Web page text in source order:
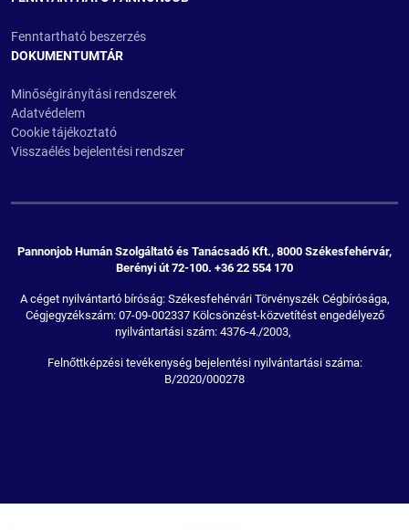
Fenntartható beszerzés
DOKUMENTUMTÁR
Minőségirányítási rendszerek
Adatvédelem
Cookie tájékoztató
Visszaélés bejelentési rendszer
Pannonjob Humán Szolgáltató és Tanácsadó Kft., 8000 Székesfehérvár,
Berényi út 72-100. +36 22 554 170
A céget nyilvántartó bíróság: Székesfehérvári Törvényszék Cégbírósága,
Cégjegyzékszám: 07-09-002337 Kölcsönzést-közvetítést engedélyező
nyilvántartási szám: 4376-4./2003,
Felnőttképzési tevékenység bejelentési nyilvántartási száma:
B/2020/000278